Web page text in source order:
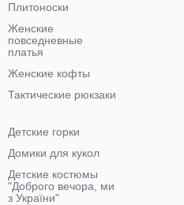
Плитоноски
Женские
повседневные
платья
Женские кофты
Тактические рюкзаки
Детские горки
Домики для кукол
Детские костюмы
"Доброго вечора, ми
з України"